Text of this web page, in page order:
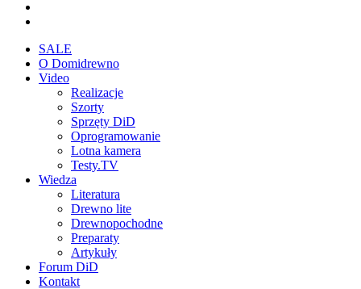
SALE
O Domidrewno
Video
Realizacje
Szorty
Sprzęty DiD
Oprogramowanie
Lotna kamera
Testy.TV
Wiedza
Literatura
Drewno lite
Drewnopochodne
Preparaty
Artykuły
Forum DiD
Kontakt